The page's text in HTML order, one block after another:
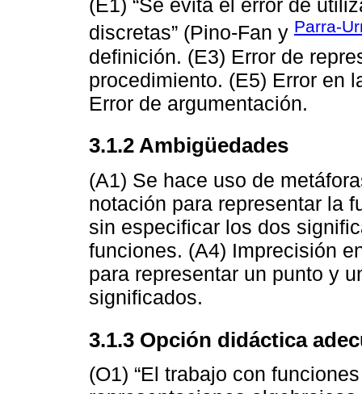
(E1) “Se evita el error de
discretas” (Pino-Fan y Parra-
definición. (E3) Error de
procedimiento. (E5) Error en
Error de argumentación.
3.1.2 Ambigüedades
(A1) Se hace uso de
notación para representar la
sin especificar los dos
funciones. (A4) Imprecisión
para representar un punto y
significados.
3.1.3 Opción didáctica
(O1) “El trabajo con